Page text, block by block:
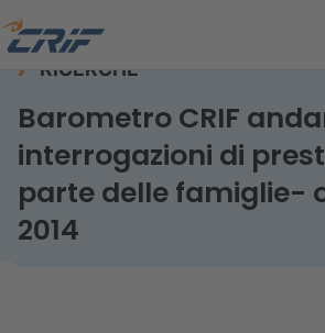
Home Risorse
RICERCHE
Barometro CRIF
interrogazioni di
parte delle famiglie-
2014